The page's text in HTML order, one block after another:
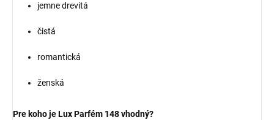
jemne drevitá
čistá
romantická
ženská
Pre koho je Lux Parfém 148 vhodný?